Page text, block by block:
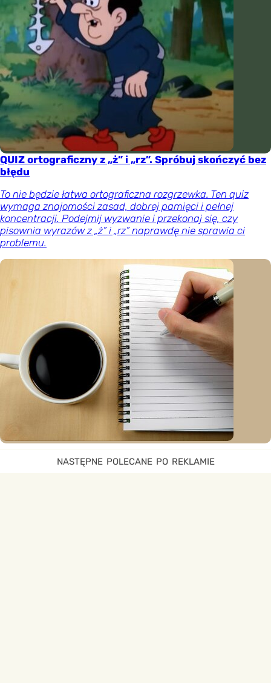
QUIZ ortograficzny z „ż” i „rz”. Spróbuj skończyć bez
błędu
To nie będzie łatwa ortograficzna rozgrzewka. Ten quiz
wymaga znajomości zasad, dobrej pamięci i pełnej
koncentracji. Podejmij wyzwanie i przekonaj się, czy
pisownia wyrazów z „ż” i „rz” naprawdę nie sprawia ci
problemu.